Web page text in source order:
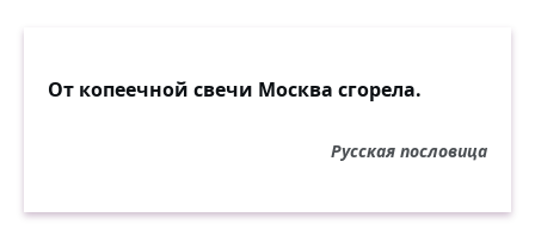
От копеечной свечи Москва сгорела.
Русская пословица